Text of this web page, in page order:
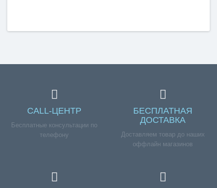
CALL-ЦЕНТР
Бесплатные консультации по
телефону
БЕСПЛАТНАЯ
ДОСТАВКА
Доставляем товар до наших
оффлайн магазинов